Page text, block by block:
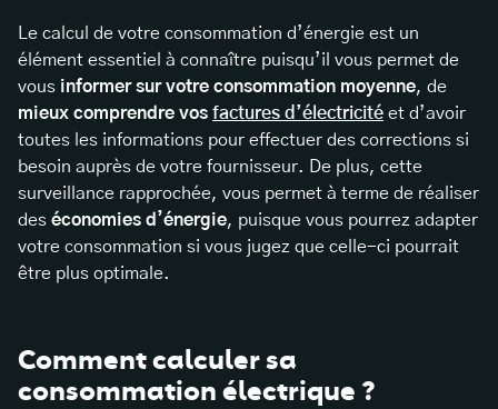
Le calcul de votre consommation d’énergie est un
élément essentiel à connaître puisqu’il vous permet de
vous informer sur votre consommation moyenne, de
mieux comprendre vos factures d’électricité et d’avoir
toutes les informations pour effectuer des corrections si
besoin auprès de votre fournisseur. De plus, cette
surveillance rapprochée, vous permet à terme de réaliser
des économies d’énergie, puisque vous pourrez adapter
votre consommation si vous jugez que celle-ci pourrait
être plus optimale.
Comment calculer sa
consommation électrique ?